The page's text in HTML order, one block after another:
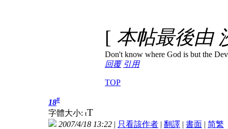
[ 本帖最後由
Don't know where God is but the
回覆 引用
TOP
18#
字體大小: tT
2007/4/18 13:22 | 只看該作者 | 翻譯 | 書面 | 简繁